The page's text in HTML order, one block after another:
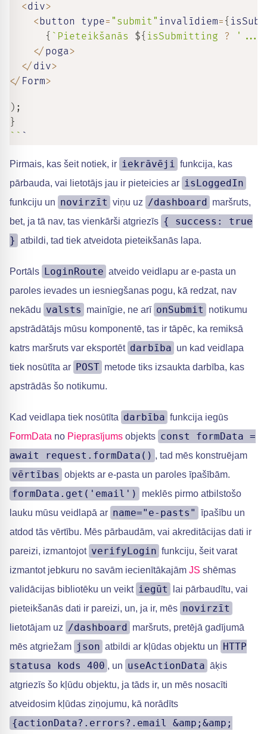
<div>
<button type= "submit" invalīdiem= {
{ ` Pieteikšanās ${ isSubmitting ?
'...'
</ poga>
</ div>
</ Form>
) ;
}
Pirmais, kas šeit notiek, ir iekrāvēji funkcija, kas
pārbauda, vai lietotājs jau ir pieteicies ar isLoggedIn
funkciju un novirzīt viņu uz /dashboard maršruts,
bet, ja tā nav, tas vienkārši atgriezīs { success: true
} atbildi, tad tiek atveidota pieteikšanās lapa.
Portāls LoginRoute atveido veidlapu ar e-pasta un
paroles ievades un iesniegšanas pogu, kā redzat, nav
nekādu valsts mainīgie, ne arī onSubmit
notikumu
apstrādātājs mūsu komponentē, tas ir tāpēc, ka remiksā
katrs maršruts var eksportēt darbība un kad veidlapa
tiek nosūtīta ar POST metode tiks izsaukta darbība, kas
apstrādās šo notikumu.
Kad veidlapa tiek nosūtīta darbība funkcija iegūs
FormData no Pieprasījums objekts const formData =
await request.formData() , tad mēs konstruējam
vērtības objekts ar e-pasta un paroles īpašībām.
formData.get('email')
meklēs pirmo atbilstošo
lauku mūsu veidlapā ar name="e-pasts"
īpašību un
atdod tās vērtību. Mēs pārbaudām, vai akreditācijas dati ir
pareizi, izmantojot verifyLogin funkciju, šeit varat
izmantot jebkuru no savām iecienītākajām JS shēmas
validācijas bibliotēku un veikt iegūt
lai pārbaudītu, vai
pieteikšanās dati ir pareizi, un, ja ir, mēs novirzīt
lietotājam uz /dashboard maršruts, pretējā gadījumā
mēs atgriežam json atbildi ar kļūdas objektu un HTTP
statusa kods 400 , un useActionData āķis
atgriezīs šo kļūdu objektu, ja tāds ir, un mēs nosacīti
atveidosim kļūdas ziņojumu, kā norādīts
{actionData?.errors?.email &amp;&amp;